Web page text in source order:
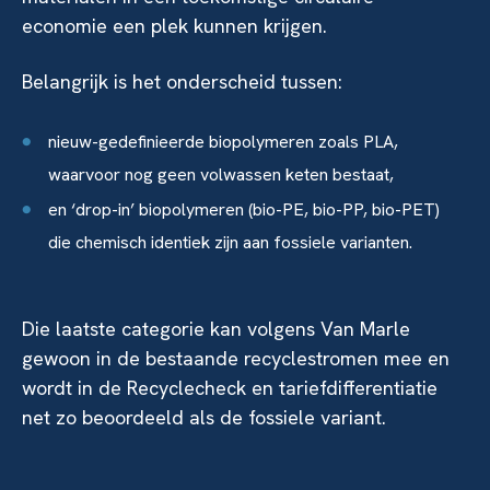
economie een plek kunnen krijgen.
Belangrijk is het onderscheid tussen:
nieuw-gedefinieerde biopolymeren zoals PLA,
waarvoor nog geen volwassen keten bestaat,
en ‘drop-in’ biopolymeren (bio-PE, bio-PP, bio-PET)
die chemisch identiek zijn aan fossiele varianten.
Die laatste categorie kan volgens Van Marle
gewoon in de bestaande recyclestromen mee en
wordt in de Recyclecheck en tariefdifferentiatie
net zo beoordeeld als de fossiele variant.